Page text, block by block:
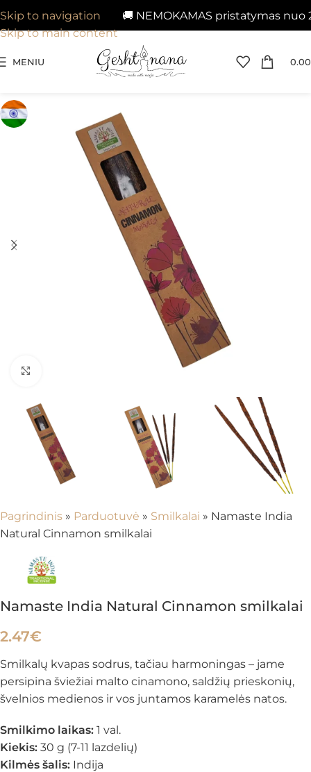
🚚 NEMOKAMAS pristatymas nuo
Skip to navigation
Skip to main content
MENIU 0.00
Spustelėkite, kad padidintumėte
Pagrindinis » Parduotuvė » Smilkalai » Namaste India
Natural Cinnamon smilkalai
Namaste India Natural Cinnamon smilkalai
2.47€
Smilkalų kvapas sodrus, tačiau harmoningas – jame
persipina šviežiai malto cinamono, saldžių prieskonių,
švelnios medienos ir vos juntamos karamelės natos.
Smilkimo laikas: 1 val.
Kiekis: 30 g (7-11 lazdelių)
Kilmės šalis: Indija